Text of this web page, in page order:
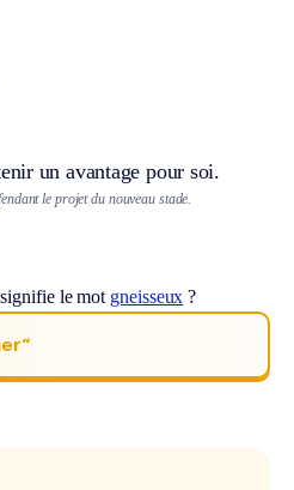
un avantage pour soi.
le projet du nouveau stade.
le mot gneisseux ?